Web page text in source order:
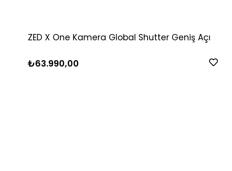
ZED X One Kamera Global Shutter Geniş Açı
₺63.990,00